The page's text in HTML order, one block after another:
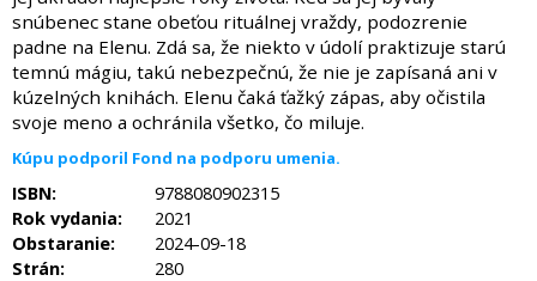
snúbenec stane obeťou rituálnej vraždy, podozrenie
padne na Elenu. Zdá sa, že niekto v údolí praktizuje starú
temnú mágiu, takú nebezpečnú, že nie je zapísaná ani v
kúzelných knihách. Elenu čaká ťažký zápas, aby očistila
svoje meno a ochránila všetko, čo miluje.
Kúpu podporil Fond na podporu umenia.
ISBN:
9788080902315
Rok vydania:
2021
Obstaranie:
2024-09-18
Strán:
280